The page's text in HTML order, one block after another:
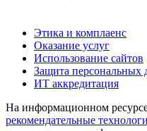
Этика и комплаенс
Оказание услуг
Использование сайтов
Защита персональных
ИТ аккредитация
На информационном
рекомендательные